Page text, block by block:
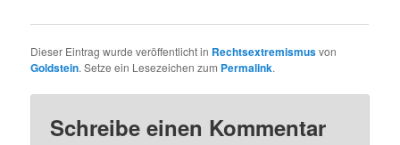
Dieser Eintrag wurde veröffentlicht in Rechtsextremismusvon
Goldstein. Setze ein Lesezeichen zum Permalink.
Schreibe einen Kommentar